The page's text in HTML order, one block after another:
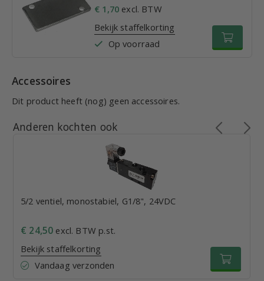
€ 1,70 excl. BTW
Bekijk staffelkorting
Op voorraad
Accessoires
Dit product heeft (nog) geen accessoires.
Anderen kochten ook
5/2 ventiel, monostabiel, G1/8", 24VDC
€ 24,50 excl. BTW p.st.
Bekijk staffelkorting
Vandaag verzonden